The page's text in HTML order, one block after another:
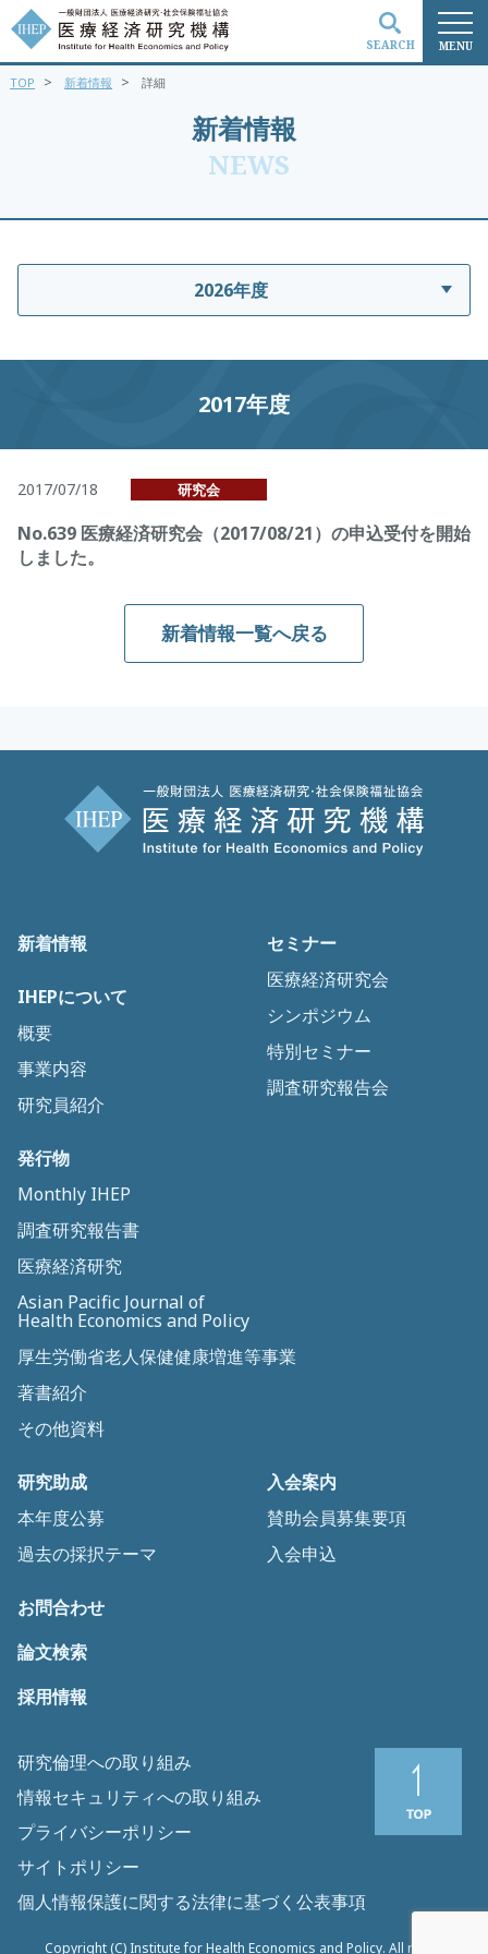
MENU
SEARCH
新着情報
NEWS
TOP > 新着情報 > 詳細
2026年度
2017年度
2017/07/18 研究会
No.639 医療経済研究会（2017/08/21）の申込受付を開始
しました。
新着情報一覧へ戻る
新着情報
IHEPについて
概要
事業内容
研究員紹介
セミナー
医療経済研究会
シンポジウム
特別セミナー
調査研究報告会
発行物
Monthly IHEP
調査研究報告書
医療経済研究
Asian Pacific Journal of
Health Economics and Policy
厚生労働省老人保健健康増進等事業
著書紹介
その他資料
研究助成
本年度公募
過去の採択テーマ
入会案内
賛助会員募集要項
入会申込
お問合わせ
論文検索
採用情報
研究倫理への取り組み
情報セキュリティへの取り組み
プライバシーポリシー
サイトポリシー
個人情報保護に関する法律に基づく公表事項
Copyright (C) Institute for Health Economics and Policy. All rights